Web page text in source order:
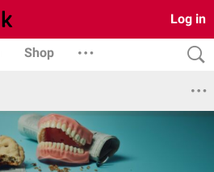
Log in
Shop